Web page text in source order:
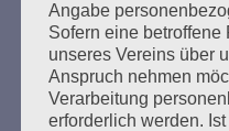
Angabe
Sofern eine
unseres Vereins über
Anspruch nehmen
Verarbeitung
erforderlich werden.